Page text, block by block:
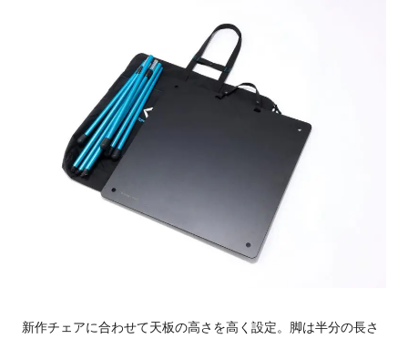
新作チェアに合わせて天板の高さを高く設定。脚は半分の長さ